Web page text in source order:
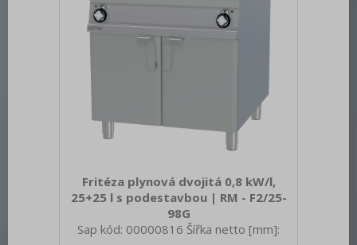
Fritéza plynová dvojitá 0,8 kW/l,
25+25 l s podestavbou | RM - F2/25-
98G
Sap kód: 00000816 Šířka netto [mm]: